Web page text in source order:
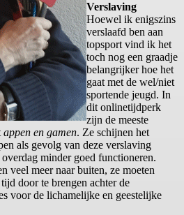
Verslaving
Hoewel ik enigszins
verslaafd ben aan
topsport vind ik het
toch nog een graadje
belangrijker hoe het
gaat met de wel/niet
sportende jeugd. In
dit onlinetijdperk
zijn de meeste
appen en gamen. Ze schijnen het
als gevolg van deze verslaving
minder goed functioneren.
veel meer naar buiten, ze moeten
door te brengen achter de
voor de lichamelijke en geestelijke